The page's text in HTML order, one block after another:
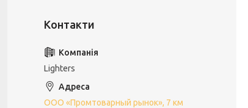
Lighters
ООО «Промтоварный рынок», 7 км